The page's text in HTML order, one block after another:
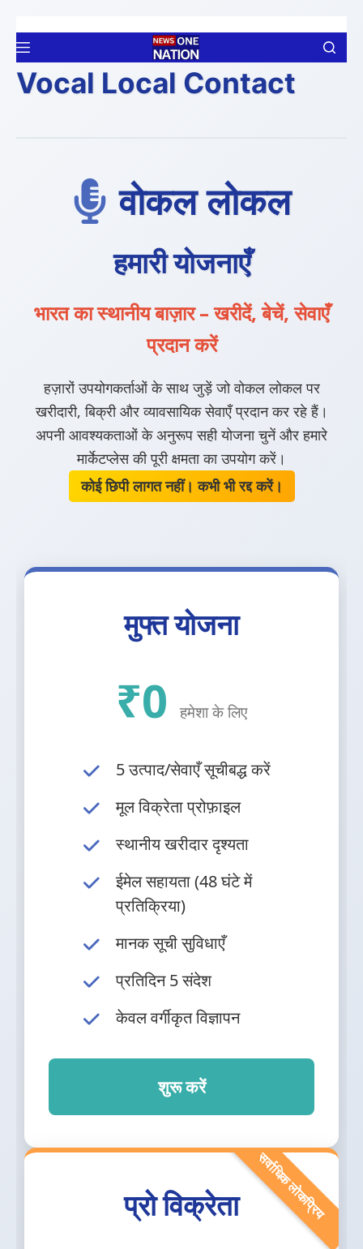
to
content
Vocal Local Contact
वोकल लोकल
हमारी योजनाएँ
भारत का स्थानीय बाज़ार – खरीदें, बेचें, सेवाएँ
प्रदान करें
हज़ारों उपयोगकर्ताओं के साथ जुड़ें जो वोकल लोकल पर
खरीदारी, बिक्री और व्यावसायिक सेवाएँ प्रदान कर रहे हैं।
अपनी आवश्यकताओं के अनुरूप सही योजना चुनें और हमारे
मार्केटप्लेस की पूरी क्षमता का उपयोग करें।
कोई छिपी लागत नहीं। कभी भी रद्द करें।
मुफ्त योजना
₹0 हमेशा के लिए
5 उत्पाद/सेवाएँ सूचीबद्ध करें
मूल विक्रेता प्रोफ़ाइल
स्थानीय खरीदार दृश्यता
ईमेल सहायता (48 घंटे में
प्रतिक्रिया)
मानक सूची सुविधाएँ
प्रतिदिन 5 संदेश
केवल वर्गीकृत विज्ञापन
शुरू करें
सर्वाधिक लोकप्रिय
प्रो विक्रेता